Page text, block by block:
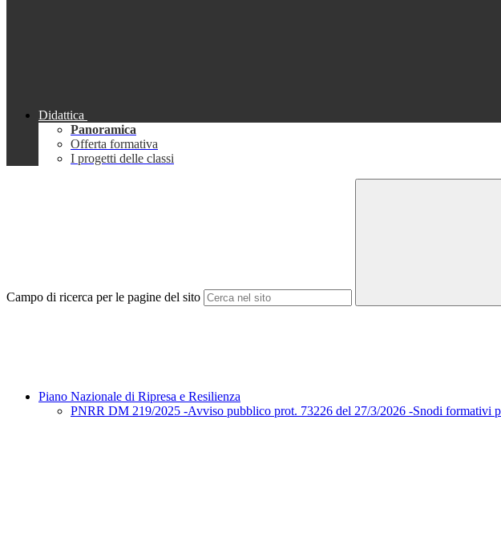
Didattica
Panoramica
Offerta formativa
I progetti delle classi
Campo di ricerca per le pagine del sito
Piano Nazionale di Ripresa e Resilienza
PNRR DM 219/2025 -Avviso pubblico prot. 73226 del 27/3/2026 -Snodi formativi